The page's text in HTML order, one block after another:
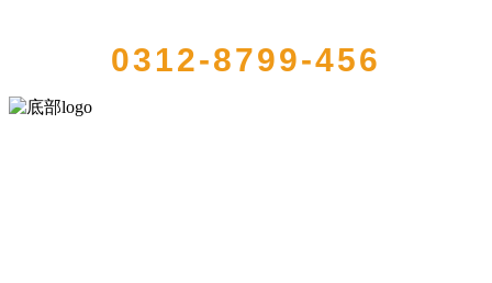
0312-8799-456